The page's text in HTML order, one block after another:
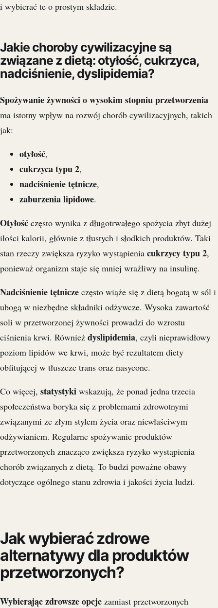
i wybierać te o prostym składzie.
Jakie choroby cywilizacyjne są
związane z dietą: otyłość, cukrzyca,
nadciśnienie, dyslipidemia?
Spożywanie żywności o wysokim stopniu przetworzenia
ma istotny wpływ na rozwój chorób cywilizacyjnych, takich
jak:
otyłość,
cukrzyca typu 2,
nadciśnienie tętnicze,
zaburzenia lipidowe.
Otyłość często wynika z długotrwałego spożycia zbyt dużej
ilości kalorii, głównie z tłustych i słodkich produktów. Taki
stan rzeczy zwiększa ryzyko wystąpienia cukrzycy typu 2,
ponieważ organizm staje się mniej wrażliwy na insulinę.
Nadciśnienie tętnicze często wiąże się z dietą bogatą w sól i
ubogą w niezbędne składniki odżywcze. Wysoka zawartość
soli w przetworzonej żywności prowadzi do wzrostu
ciśnienia krwi. Również dyslipidemia, czyli nieprawidłowy
poziom lipidów we krwi, może być rezultatem diety
obfitującej w tłuszcze trans oraz nasycone.
Co więcej, statystyki wskazują, że ponad jedna trzecia
społeczeństwa boryka się z problemami zdrowotnymi
związanymi ze złym stylem życia oraz niewłaściwym
odżywianiem. Regularne spożywanie produktów
przetworzonych znacząco zwiększa ryzyko wystąpienia
chorób związanych z dietą. To budzi poważne obawy
dotyczące ogólnego stanu zdrowia i jakości życia ludzi.
Jak wybierać zdrowe
alternatywy dla produktów
przetworzonych?
Wybierając zdrowsze opcje zamiast przetworzonych